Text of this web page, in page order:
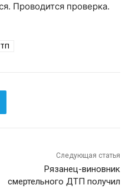
Проводится проверка.
Следующая статья
Рязанец-виновник
смертельного ДТП получил